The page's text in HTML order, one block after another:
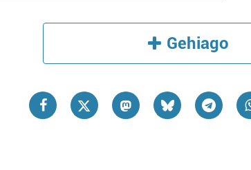
Gehiago